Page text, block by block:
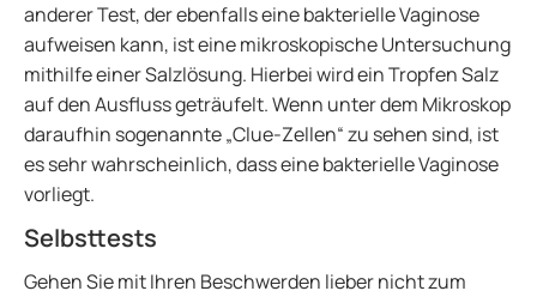
anderer Test, der ebenfalls eine bakterielle Vaginose
aufweisen kann, ist eine mikroskopische Untersuchung
mithilfe einer Salzlösung. Hierbei wird ein Tropfen Salz
auf den Ausfluss geträufelt. Wenn unter dem Mikroskop
daraufhin sogenannte „Clue-Zellen“ zu sehen sind, ist
es sehr wahrscheinlich, dass eine bakterielle Vaginose
vorliegt.
Selbsttests
Gehen Sie mit Ihren Beschwerden lieber nicht zum